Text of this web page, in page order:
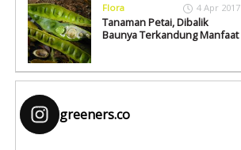
Flora 4 Apr 2017
Tanaman Petai, Dibalik
Baunya Terkandung Manfaat
greeners.co